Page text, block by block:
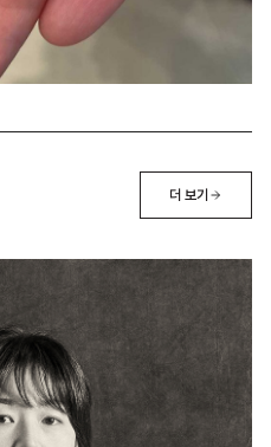
더 보기